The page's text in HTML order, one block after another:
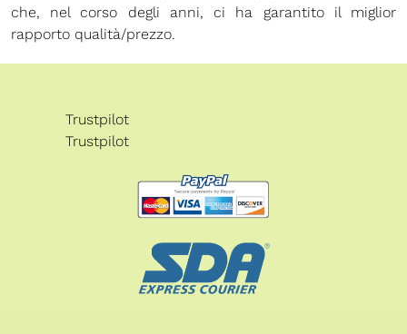
che, nel corso degli anni, ci ha garantito il miglior
rapporto qualità/prezzo.
Trustpilot
Trustpilot